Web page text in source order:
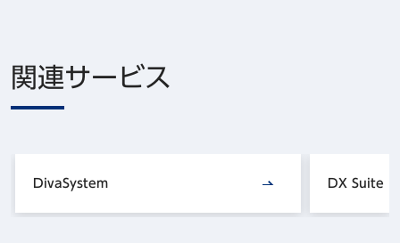
関連サービス
DivaSystem DX Suite